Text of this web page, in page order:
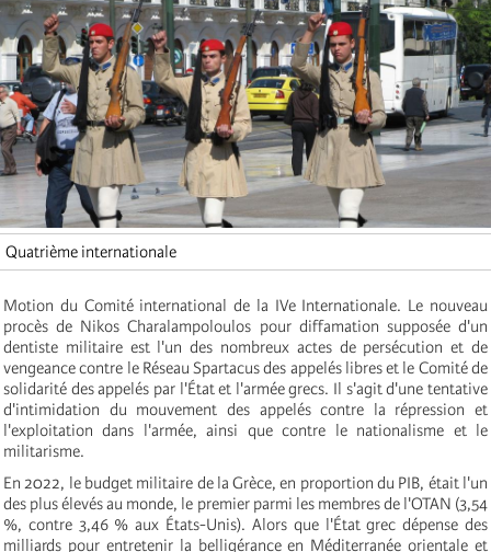
Quatrième internationale
Motion du Comité international de la IVe Internationale. Le nouveau
procès de Nikos Charalampoloulos pour diffamation supposée d'un
dentiste militaire est l'un des nombreux actes de persécution et de
vengeance contre le Réseau Spartacus des appelés libres et le Comité de
solidarité des appelés par l'État et l'armée grecs. Il s'agit d'une tentative
d'intimidation du mouvement des appelés contre la répression et
l'exploitation dans l'armée, ainsi que contre le nationalisme et le
militarisme.
En 2022, le budget militaire de la Grèce, en proportion du PIB, était l'un
des plus élevés au monde, le premier parmi les membres de l'OTAN (3,54
%, contre 3,46 % aux États-Unis). Alors que l'État grec dépense des
milliards pour entretenir la belligérance en Méditerranée orientale et